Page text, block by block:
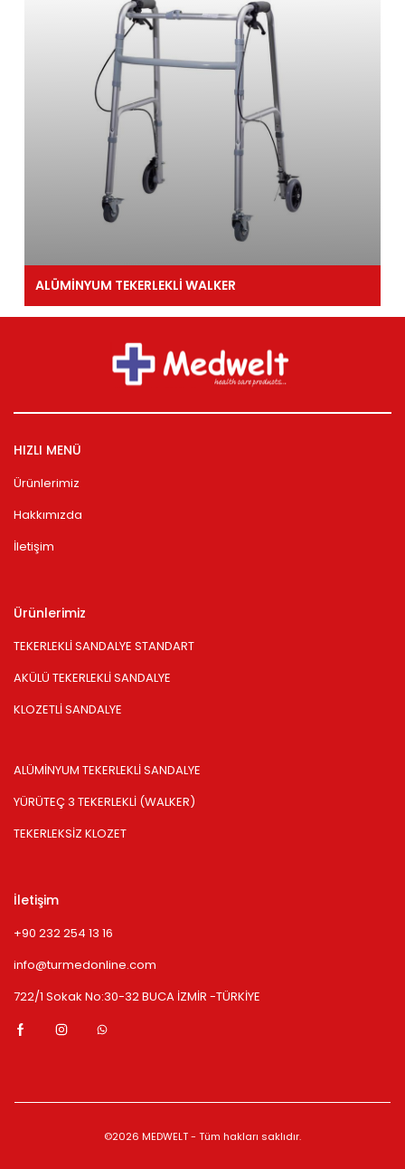
ALÜMİNYUM TEKERLEKLİ WALKER
HIZLI MENÜ
Ürünlerimiz
Hakkımızda
İletişim
Ürünlerimiz
TEKERLEKLİ SANDALYE STANDART
AKÜLÜ TEKERLEKLİ SANDALYE
KLOZETLİ SANDALYE
ALÜMİNYUM TEKERLEKLİ SANDALYE
YÜRÜTEÇ 3 TEKERLEKLİ (WALKER)
TEKERLEKSİZ KLOZET
İletişim
+90 232 254 13 16
info@turmedonline.com
722/1 Sokak No:30-32 BUCA İZMİR -TÜRKİYE
©2026 MEDWELT - Tüm hakları saklıdır.